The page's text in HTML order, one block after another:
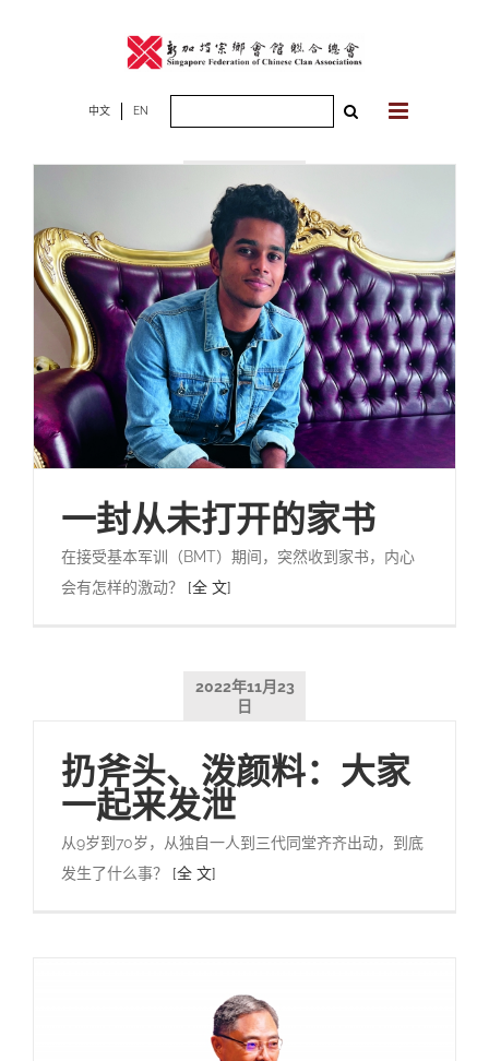
中文 EN
2023年01月04
一封从未打开的家书
在接受基本军训（BMT）期间，突然收到家书，内心
会有怎样的激动？ [全 文]
2022年11月23
日
扔斧头、泼颜料：大家
一起来发泄
从9岁到70岁，从独自一人到三代同堂齐齐出动，到底
发生了什么事？ [全 文]